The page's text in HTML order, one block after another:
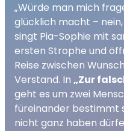
„Würde man mich
glücklich macht –
singt Pia-Sophie mit
ersten Strophe und
Reise zwischen
Verstand. In „Zur
geht es um zwei
füreinander bestimmt
nicht ganz haben